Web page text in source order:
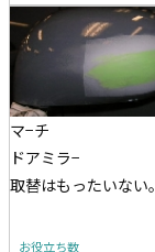
マ−チ
ドアミラ−
取替はもったいない。
お役立ち数